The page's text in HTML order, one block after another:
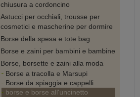
chiusura a cordoncino
Astucci per occhiali, trousse per
cosmetici e mascherine per dormire
Borse della spesa e tote bag
Borse e zaini per bambini e bambine
Borse, borsette e zaini alla moda
Borse a tracolla e Marsupi
Borse da spiaggia e cappelli
borse e borse all'uncinetto